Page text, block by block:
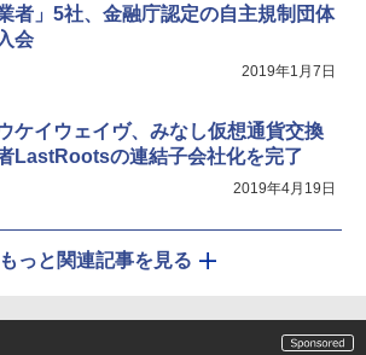
者」5社、金融庁認定の自主規制団体
会
2019年1月7日
ケイウェイヴ、みなし仮想通貨交換
LastRootsの連結子会社化を完了
2019年4月19日
もっと関連記事を見る